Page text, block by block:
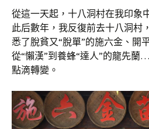
從這一天起，十八洞村在我印象
此后數年，我反復前去十八洞村
悉了脫貧又“脫單”的施六金、開
從“懶漢”到養蜂“達人”的龍先
點滴轉變。